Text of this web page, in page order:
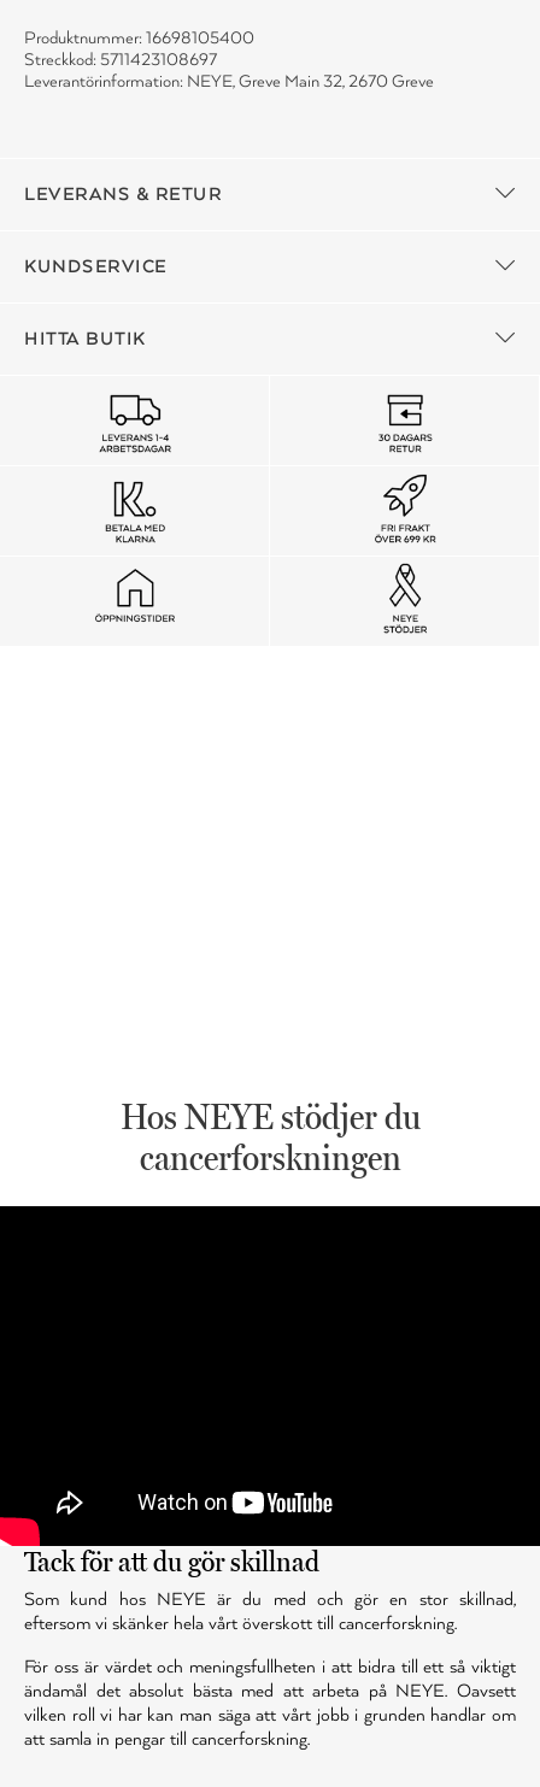
Produktnummer: 16698105400
Streckkod: 5711423108697
Leverantörinformation: NEYE, Greve Main 32, 2670 Greve
LEVERANS & RETUR
KUNDSERVICE
HITTA BUTIK
Hos NEYE stödjer du
cancerforskningen
Tack för att du gör skillnad
Som kund hos NEYE är du med och gör en stor skillnad,
eftersom vi skänker hela vårt överskott till cancerforskning.
För oss är värdet och meningsfullheten i att bidra till ett så viktigt
ändamål det absolut bästa med att arbeta på NEYE. Oavsett
vilken roll vi har kan man säga att vårt jobb i grunden handlar om
att samla in pengar till cancerforskning.